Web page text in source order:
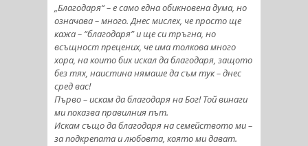
„Благодаря“ – е само една обикновена дума, но
означава – много. Днес мислех, че просто ще
кажа – “благодаря” и ще си тръгна, но
всъщност прецених, че има толкова много
хора, на които бих искал да благодаря, защото
без тях, наистина нямаше да съм тук – днес
сред вас!
Първо – искам да благодаря на Бог! Той винаги
ми показва правилния път.
Искам също да благодаря на семейството ми –
за подкрепата и любовта, която ми дават.